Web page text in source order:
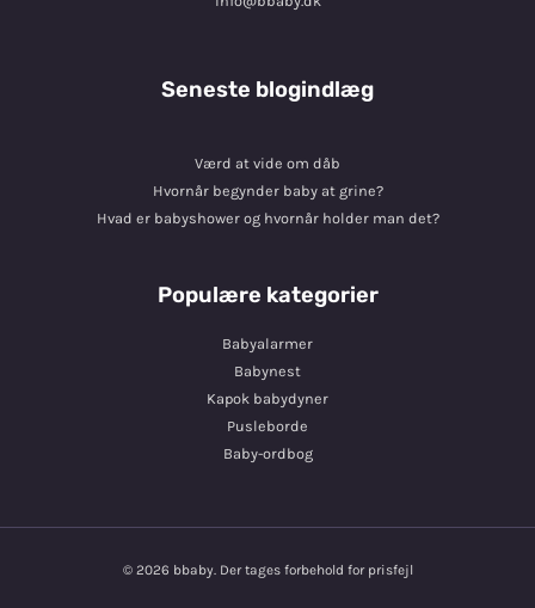
Seneste blogindlæg
Værd at vide om dåb
Hvornår begynder baby at grine?
Hvad er babyshower og hvornår holder man det?
Populære kategorier
Babyalarmer
Babynest
Kapok babydyner
Pusleborde
Baby-ordbog
© 2026 bbaby. Der tages forbehold for prisfejl